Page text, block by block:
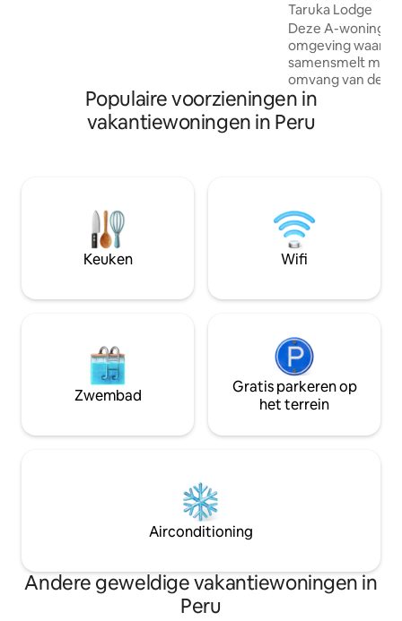
naastgelegen hotel
Taruka Lodge
Deze A-woning is
omgeving waar
samensmelt met
omvang van de
toonbeeld van
accommodatie is
mensen die een
haar meest
symboliseert.
betekent
uitkijkpunt op de
Populaire voorzieningen in
vakantiewoningen in Peru
Keuken Wifi
Zwembad
Gratis parkeren op
het terrein
Airconditioning
Andere geweldige vakantiewoningen in
Peru